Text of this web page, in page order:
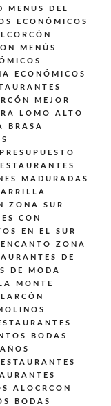
MENUS DEL
ECONÓMICOS
MENÚS
ECONÓMICOS
MEJOR
LOMO ALTO
BRASA
MADURADAS
ZONA SUR
CON
EN EL SUR
ZONA
DE
DE MODA
MONTE
BODAS
ALOCRCON
BODAS